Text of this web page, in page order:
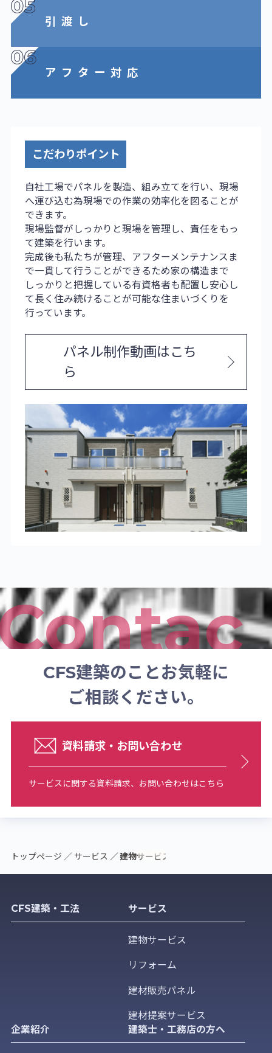
引渡し
アフター対応
こだわりポイント
自社工場でパネルを製造、組み立てを行い、現場
へ運び込む為現場での作業の効率化を図ることが
できます。
現場監督がしっかりと現場を管理し、責任をもっ
て建築を行います。
完成後も私たちが管理、アフターメンテナンスま
で一貫して行うことができるため家の構造まで
しっかりと把握している有資格者も配置し安心し
て長く住み続けることが可能な住まいづくりを
行っています。
パネル制作動画はこち
ら
CFS建築のことお気軽に
ご相談ください。
資料請求・お問い合わせ
サービスに関する資料請求、お問い合わせはこちら
トップページ サービス 建物サービス
CFS建築・工法 サービス
建物サービス
リフォーム
建材販売パネル
建材提案サービス
企業紹介
建築士・工務店の方へ